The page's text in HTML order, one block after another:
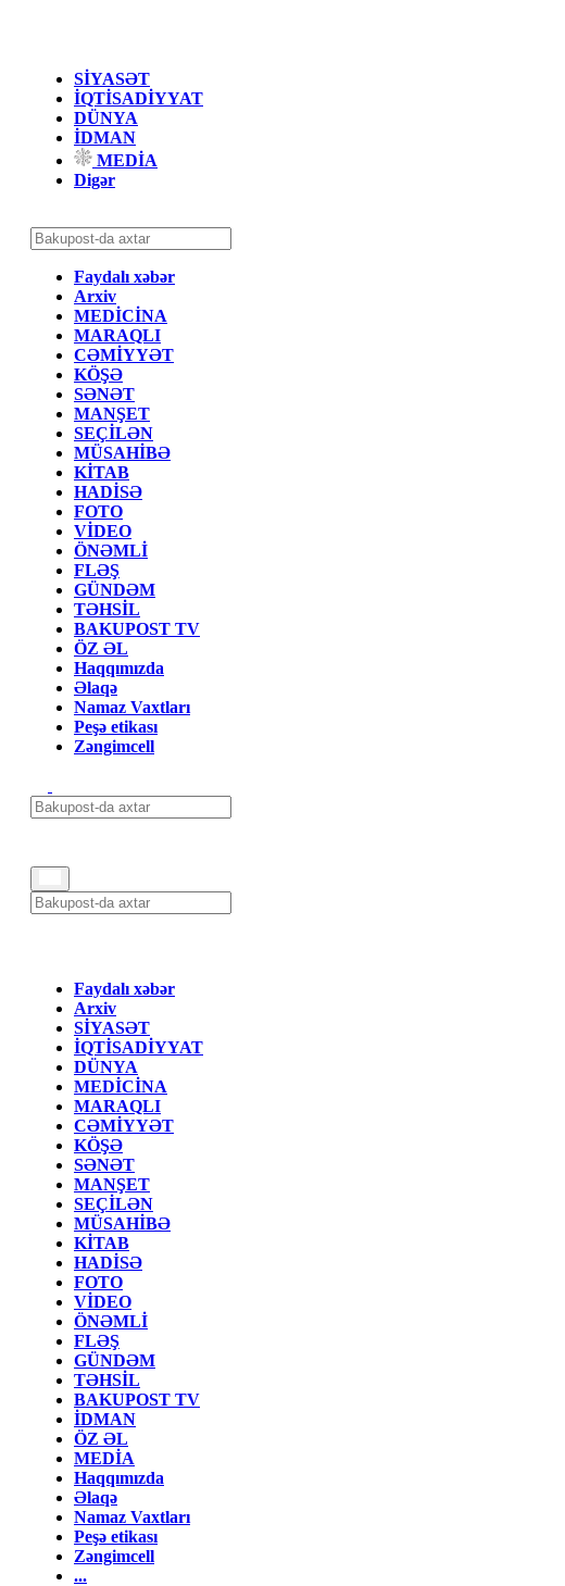
SİYASƏT
İQTİSADİYYAT
DÜNYA
İDMAN
MEDİA
Digər
Faydalı xəbər
Arxiv
MEDİCİNA
MARAQLI
CƏMİYYƏT
KÖŞƏ
SƏNƏT
MANŞET
SEÇİLƏN
MÜSAHİBƏ
KİTAB
HADİSƏ
FOTO
VİDEO
ÖNƏMLİ
FLƏŞ
GÜNDƏM
TƏHSİL
BAKUPOST TV
ÖZ ƏL
Haqqımızda
Əlaqə
Namaz Vaxtları
Peşə etikası
Zəngimcell
Faydalı xəbər
Arxiv
SİYASƏT
İQTİSADİYYAT
DÜNYA
MEDİCİNA
MARAQLI
CƏMİYYƏT
KÖŞƏ
SƏNƏT
MANŞET
SEÇİLƏN
MÜSAHİBƏ
KİTAB
HADİSƏ
FOTO
VİDEO
ÖNƏMLİ
FLƏŞ
GÜNDƏM
TƏHSİL
BAKUPOST TV
İDMAN
ÖZ ƏL
MEDİA
Haqqımızda
Əlaqə
Namaz Vaxtları
Peşə etikası
Zəngimcell
...